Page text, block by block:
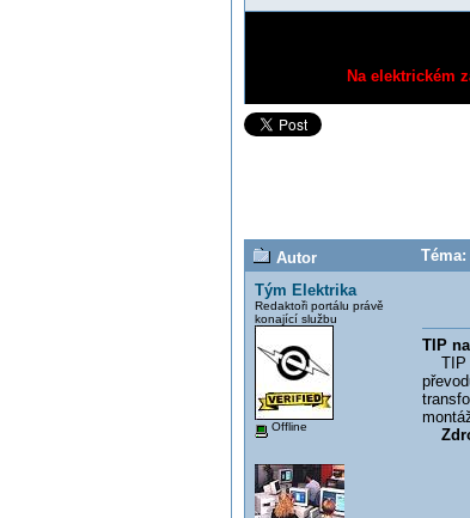
Na elektrickém
Autor
Tým Elektrika
Redaktoři portálu právě
konající službu
Offline
TIP
TIP